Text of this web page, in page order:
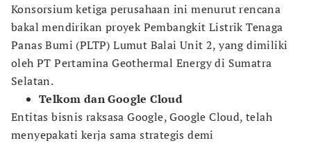
Konsorsium ketiga perusahaan ini menurut rencana
bakal mendirikan proyek Pembangkit Listrik Tenaga
Panas Bumi (PLTP) Lumut Balai Unit 2, yang dimiliki
oleh PT Pertamina Geothermal Energy di Sumatra
Selatan.
Telkom dan Google Cloud
Entitas bisnis raksasa Google, Google Cloud, telah
menyepakati kerja sama strategis demi